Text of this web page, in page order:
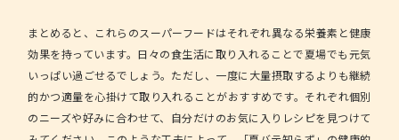
まとめると 、これらのスーパーフードはそれぞれ異なる栄養素と健康
効果を持っています。日々の食生活に取り入れることで夏場でも元気
いっぱい過ごせるでしょう。ただし、一度に大量摂取するよりも継続
的かつ適量を心掛けて取り入れることがおすすめです。それぞれ個別
のニーズや好みに合わせて、自分だけのお気に入りレシピを見つけて